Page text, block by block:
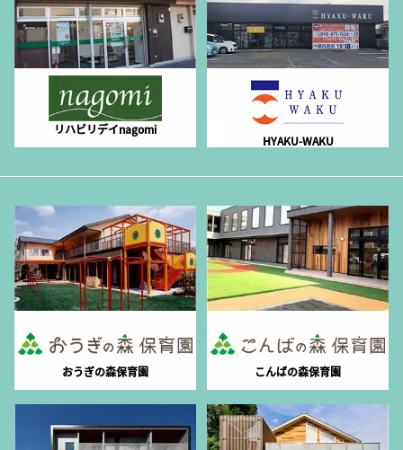
リハビリデイnagomi
HYAKU-WAKU
おうぎの森保育園 こんばの森保育園